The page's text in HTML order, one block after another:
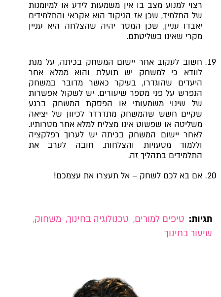
רצוי למנוע מצב בו אין משמעות לידע או למיומנות
של התלמיד, שכן אז הניקוד הוא אקראי והתלמידים
יאבדו עניין, שכן המסר יהיה שהצלחה היא עניין
מקרי שאינו בשליטתם.
חשוב לעקוב אחר יישום המשחק בכיתה, על מנת
לוודא כי למשחק יש תועלת והוא ממלא אחר
היעדים שהוגדרו, בעיקר כאשר מדובר במשחק
הנפרש על פני מספר שיעורים. יש לשקול אפשרות
של שינוי משמעותי או הפסקת המשחק ברגע
שקיים חשש שהמשחק מתדרדר לכיוון של יציאה
משליטה או שפשוט אינו מצליח למלא אחר מטרותיו.
לאחר יישום המשחק בכיתה יש לערוך רפלקציה
וללמוד מטעויות והצלחות. חובה לערב את
התלמידים בתהליך זה.
אם בא לכם לשחק – אל תעצרו את עצמכם!
תגיות: טיפים למורים, טכנולוגיה בחינוך, משחוק,
שיעור בחינוך